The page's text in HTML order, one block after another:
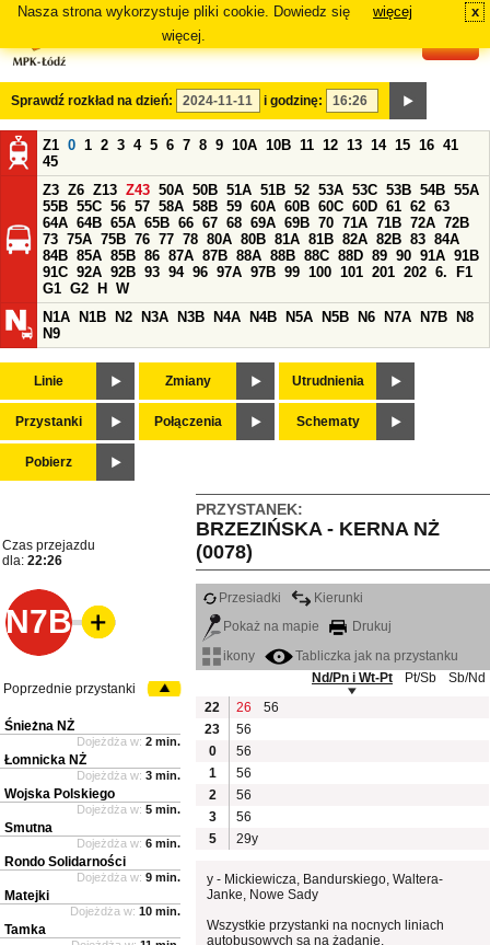
Nasza strona wykorzystuje pliki cookie. Dowiedz się
więcej.
więcej x
Sprawdź rozkład na dzień: i godzinę:
Z1 0 1 2 3 4 5 6 7 8 9 10A 10B 11 12 13 14 15 16 41
45
Z3 Z6 Z13 Z43 50A 50B 51A 51B 52 53A 53C 53B 54B 55A
55B 55C 56 57 58A 58B 59 60A 60B 60C 60D 61 62 63
64A 64B 65A 65B 66 67 68 69A 69B 70 71A 71B 72A 72B
73 75A 75B 76 77 78 80A 80B 81A 81B 82A 82B 83 84A
84B 85A 85B 86 87A 87B 88A 88B 88C 88D 89 90 91A 91B
91C 92A 92B 93 94 96 97A 97B 99 100 101 201 202 6.
F1
G1 G2 H
W
N1A
N1B N2 N3A N3B N4A N4B N5A N5B N6 N7A N7B
N8
N9
Linie Zmiany Utrudnienia
Przystanki Połączenia Schematy
Pobierz
PRZYSTANEK:
BRZEZIŃSKA - KERNA NŻ
(0078)
Czas przejazdu
dla: 22:26
N7B
Przesiadki
Kierunki
Pokaż na mapie
Drukuj
ikony
Tabliczka jak na przystanku
Nd/Pn i Wt-Pt
Pt/Sb
Sb/Nd
22
26
56
23
56
0
56
1
56
2
56
3
56
5
29y
y - Mickiewicza, Bandurskiego, Waltera-
Janke, Nowe Sady
Wszystkie przystanki na nocnych liniach
autobusowych są na żądanie.
Poprzednie przystanki
Śnieżna NŻ
Dojeżdża w: 2 min.
Łomnicka NŻ
Dojeżdża w: 3 min.
Wojska Polskiego
Dojeżdża w: 5 min.
Smutna
Dojeżdża w: 6 min.
Rondo Solidarności
Dojeżdża w: 9 min.
Matejki
Dojeżdża w: 10 min.
Tamka